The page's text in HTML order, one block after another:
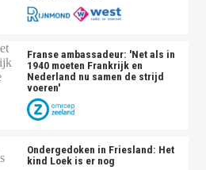
Franse ambassadeur: 'Net als in
1940 moeten Frankrijk en
Nederland nu samen de strijd
voeren'
Ondergedoken in Friesland: Het
kind Loek is er nog